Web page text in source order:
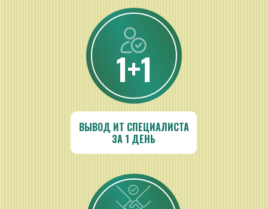
ВЫВОД ИТ СПЕЦИАЛИСТА
ЗА 1 ДЕНЬ
1+1